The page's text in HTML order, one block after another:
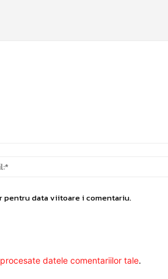
pentru data viitoare i comentariu.
datele comentariilor tale.